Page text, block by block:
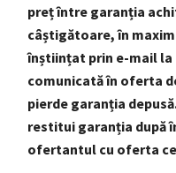
preț între garanția
câștigătoare, în
înștiințat prin e-mail la
comunicată în oferta
pierde garanția
restitui garanția după
ofertantul cu oferta